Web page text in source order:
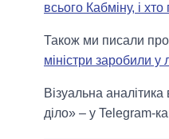
всього Кабміну, і
Також ми писали про
міністри заробили у
Візуальна аналітика
діло» – у Telegram-